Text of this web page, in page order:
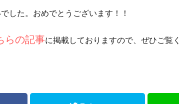
した。おめでとうございます！！
らの記事に掲載しておりますので、ぜひご覧